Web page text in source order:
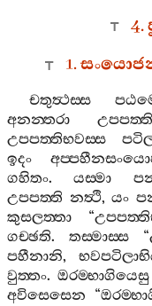
4.
1.
චතුත්‍ථස‍්ස
අනන‍්තරා
උපපත‍්තිභවස‍්ස
ඉදං
ගහිතං.යස‍්මා
උපපත‍්ති නත්‍ථි, යං
කුසලත‍්තා “
ගච‍්ඡති. තස‍්මාස‍්ස “
පහීනානි,
වුත‍්තං.ඔරම‍්භාගියෙසු
අවිසෙසෙන “